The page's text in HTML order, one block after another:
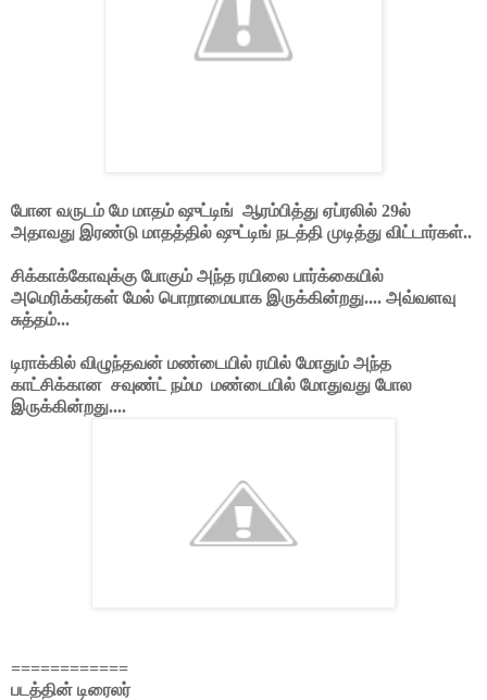
போன வருடம் மே மாதம் ஷுட்டிங் ஆரம்பித்து ஏப்ரலில் 29ல்
அதாவது இரண்டு மாதத்தில் ஷுட்டிங் நடத்தி முடித்து விட்டார்கள்..
சிக்காக்கோவுக்கு போகும் அந்த ரயிலை பார்க்கையில்
அமெரிக்கர்கள் மேல் பொறாமையாக இருக்கின்றது.... அவ்வளவு
சுத்தம்...
டிராக்கில் விழுந்தவன் மண்டையில் ரயில் மோதும் அந்த
காட்சிக்கான சவுண்ட் நம்ம மண்டையில் மோதுவது போல
இருக்கின்றது....
============
படத்தின் டிரைலர்